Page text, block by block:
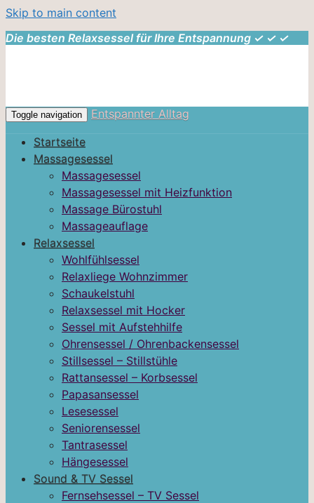
Skip to main content
Die besten Relaxsessel für Ihre Entspannung ✓ ✓ ✓
Toggle navigation
Entspannter Alltag
Startseite
Massagesessel
Massagesessel
Massagesessel mit Heizfunktion
Massage Bürostuhl
Massageauflage
Relaxsessel
Wohlfühlsessel
Relaxliege Wohnzimmer
Schaukelstuhl
Relaxsessel mit Hocker
Sessel mit Aufstehhilfe
Ohrensessel / Ohrenbackensessel
Stillsessel – Stillstühle
Rattansessel – Korbsessel
Papasansessel
Lesesessel
Seniorensessel
Tantrasessel
Hängesessel
Sound & TV Sessel
Fernsehsessel – TV Sessel